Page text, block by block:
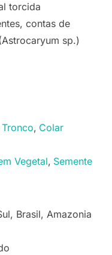
torcida
contas de
sp.)
Colar
Vegetal Semente
Brasil, Amazonia